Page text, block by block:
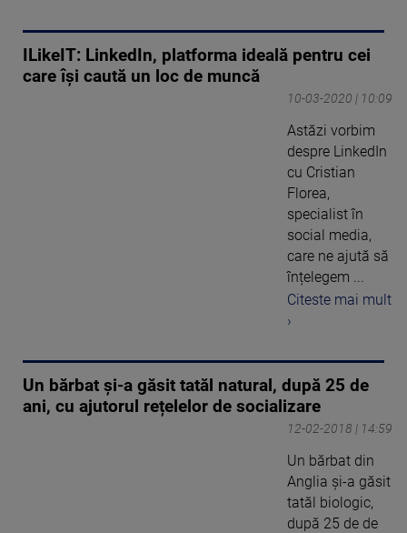
ILikeIT: LinkedIn, platforma ideală pentru cei
care își caută un loc de muncă
10-03-2020 | 10:09
Astăzi vorbim
despre LinkedIn
cu Cristian
Florea,
specialist în
social media,
care ne ajută să
înțelegem ...
Citeste mai mult
›
Un bărbat și-a găsit tatăl natural, după 25 de
ani, cu ajutorul rețelelor de socializare
12-02-2018 | 14:59
Un bărbat din
Anglia şi-a găsit
tatăl biologic,
după 25 de de